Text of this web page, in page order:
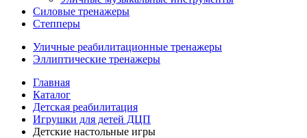
Силовые тренажеры
Степперы
Уличные реабилитационные тренажеры
Эллиптические тренажеры
Главная
Каталог
Детская реабилитация
Игрушки для детей ДЦП
Детские настольные игры